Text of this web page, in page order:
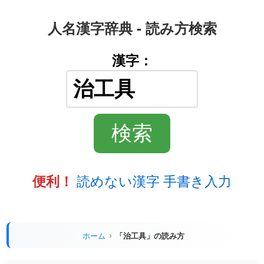
人名漢字辞典 - 読み方検索
漢字：
便利！ 読めない漢字 手書き入力
ホーム 「治工具」の読み方